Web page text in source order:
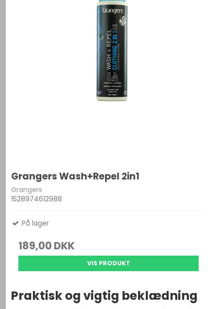
Grangers Wash+Repel 2in1
Grangers
1528974612988
På lager
189,00 DKK
VIS PRODUKT
Praktisk og vigtig beklædning